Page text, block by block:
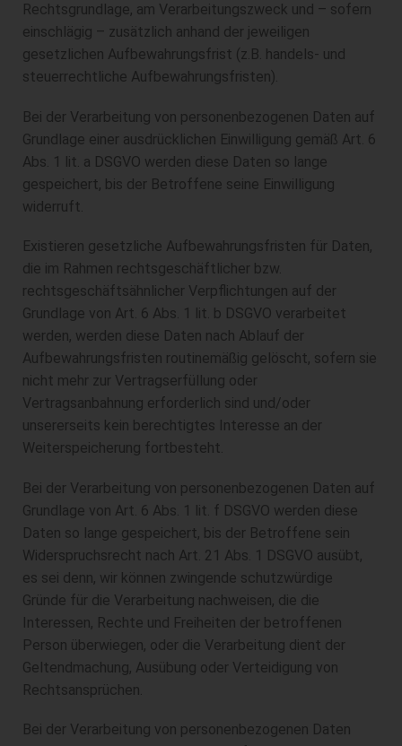
Rechtsgrundlage, am Verarbeitungszweck und – sofern
einschlägig – zusätzlich anhand der jeweiligen
gesetzlichen Aufbewahrungsfrist (z.B. handels- und
steuerrechtliche Aufbewahrungsfristen).
Bei der Verarbeitung von personenbezogenen Daten auf
Grundlage einer ausdrücklichen Einwilligung gemäß Art. 6
Abs. 1 lit. a DSGVO werden diese Daten so lange
gespeichert, bis der Betroffene seine Einwilligung
widerruft.
Existieren gesetzliche Aufbewahrungsfristen für Daten,
die im Rahmen rechtsgeschäftlicher bzw.
rechtsgeschäftsähnlicher Verpflichtungen auf der
Grundlage von Art. 6 Abs. 1 lit. b DSGVO verarbeitet
werden, werden diese Daten nach Ablauf der
Aufbewahrungsfristen routinemäßig gelöscht, sofern sie
nicht mehr zur Vertragserfüllung oder
Vertragsanbahnung erforderlich sind und/oder
unsererseits kein berechtigtes Interesse an der
Weiterspeicherung fortbesteht.
Bei der Verarbeitung von personenbezogenen Daten auf
Grundlage von Art. 6 Abs. 1 lit. f DSGVO werden diese
Daten so lange gespeichert, bis der Betroffene sein
Widerspruchsrecht nach Art. 21 Abs. 1 DSGVO ausübt,
es sei denn, wir können zwingende schutzwürdige
Gründe für die Verarbeitung nachweisen, die die
Interessen, Rechte und Freiheiten der betroffenen
Person überwiegen, oder die Verarbeitung dient der
Geltendmachung, Ausübung oder Verteidigung von
Rechtsansprüchen.
Bei der Verarbeitung von personenbezogenen Daten